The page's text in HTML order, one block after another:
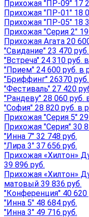
Прихожая "ПР-09" 17
Прихожая "ПР-01" 18
Прихожая "ПР-05" 18
Прихожая "Серия 2"
Прихожая Агата 20
"Свидание" 23 470
"Встреча" 24 310 руб.
"Прием" 24 600 руб. в
"Бриффинг" 26370
"Фестиваль" 27 420
"Рандеву" 28 060 руб.
"София" 28 820 руб. в
Прихожая "Серия 5"
Прихожая "Серия" 30
"Инна 7" 32 748 руб.
"Лира 3" 37 656 руб.
Прихожая «Хилтон»
39 896 руб.
Прихожая «Хилтон»
матовый 39 836 руб.
"Конференция" 40
"Инна 5" 48 684 руб.
"Инна 3" 49 716 руб.